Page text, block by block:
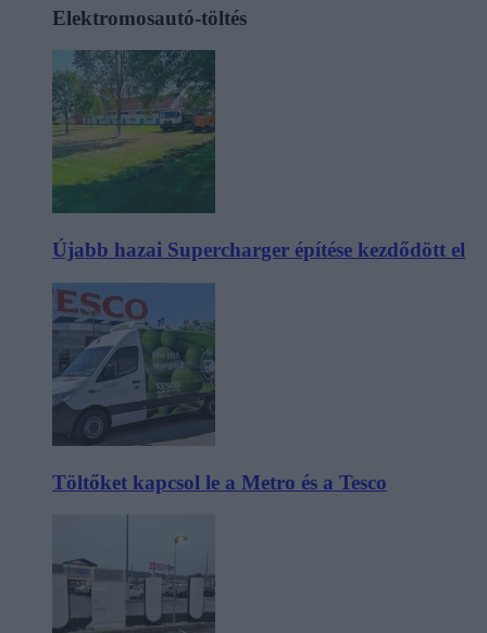
Elektromosautó-töltés
Újabb hazai Supercharger építése kezdődött el
Töltőket kapcsol le a Metro és a Tesco